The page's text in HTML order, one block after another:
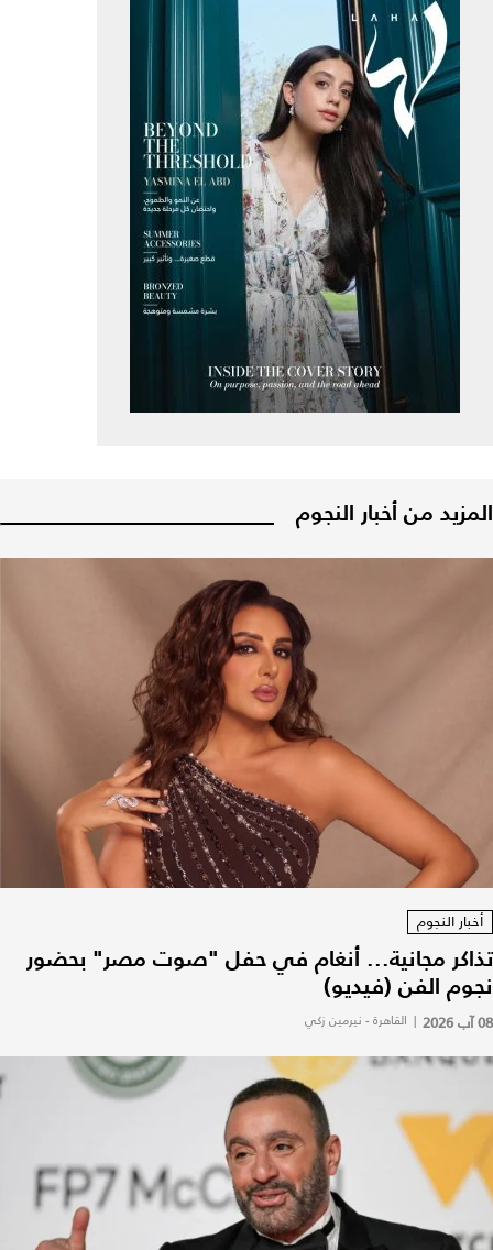
المزيد من أخبار النجوم
أخبار النجوم
تذاكر مجانية... أنغام في حفل "صوت مصر" بحضور
نجوم الفن (فيديو)
08 آب 2026 | القاهرة - نيرمين زكي